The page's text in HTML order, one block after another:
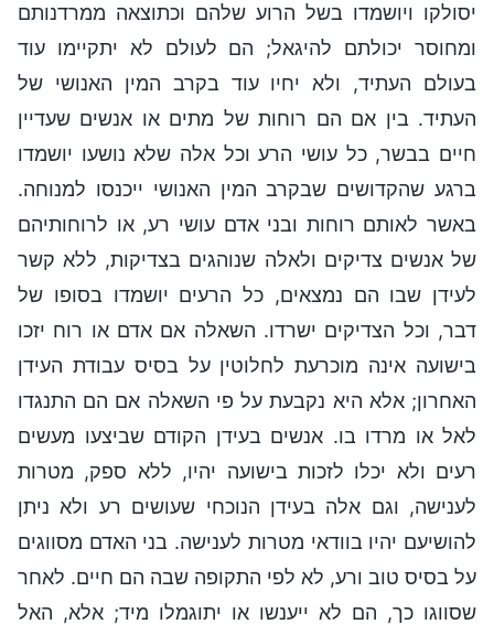
יסולקו ויושמדו בשל הרוע שלהם וכתוצאה ממרדנותם
ומחוסר יכולתם להיגאל; הם לעולם לא יתקיימו עוד
בעולם העתיד, ולא יחיו עוד בקרב המין האנושי של
העתיד. בין אם הם רוחות של מתים או אנשים שעדיין
חיים בבשר, כל עושי הרע וכל אלה שלא נושעו יושמדו
ברגע שהקדושים שבקרב המין האנושי ייכנסו למנוחה.
באשר לאותם רוחות ובני אדם עושי רע, או לרוחותיהם
של אנשים צדיקים ולאלה שנוהגים בצדיקות, ללא קשר
לעידן שבו הם נמצאים, כל הרעים יושמדו בסופו של
דבר, וכל הצדיקים ישרדו. השאלה אם אדם או רוח יזכו
בישועה אינה מוכרעת לחלוטין על בסיס עבודת העידן
האחרון; אלא היא נקבעת על פי השאלה אם הם התנגדו
לאל או מרדו בו. אנשים בעידן הקודם שביצעו מעשים
רעים ולא יכלו לזכות בישועה יהיו, ללא ספק, מטרות
לענישה, וגם אלה בעידן הנוכחי שעושים רע ולא ניתן
להושיעם יהיו בוודאי מטרות לענישה. בני האדם מסווגים
על בסיס טוב ורע, לא לפי התקופה שבה הם חיים. לאחר
שסווגו כך, הם לא ייענשו או יתוגמלו מיד; אלא, האל